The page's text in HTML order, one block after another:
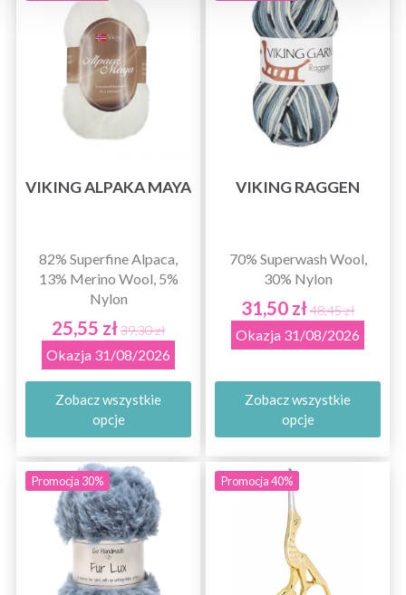
VIKING ALPAKA MAYA
82% Superfine Alpaca,
13% Merino Wool, 5%
Nylon
25,55 zł39,30 zł
Okazja 31/08/2026
Zobacz wszystkie
opcje
VIKING RAGGEN
70% Superwash Wool,
30% Nylon
31,50 zł48,45 zł
Okazja 31/08/2026
Zobacz wszystkie
opcje
Promocja 30% Promocja 40%